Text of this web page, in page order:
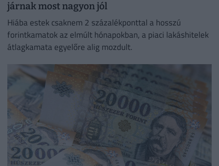
járnak most nagyon jól
Hiába estek csaknem 2 százalékponttal a hosszú
forintkamatok az elmúlt hónapokban, a piaci lakáshitelek
átlagkamata egyelőre alig mozdult.